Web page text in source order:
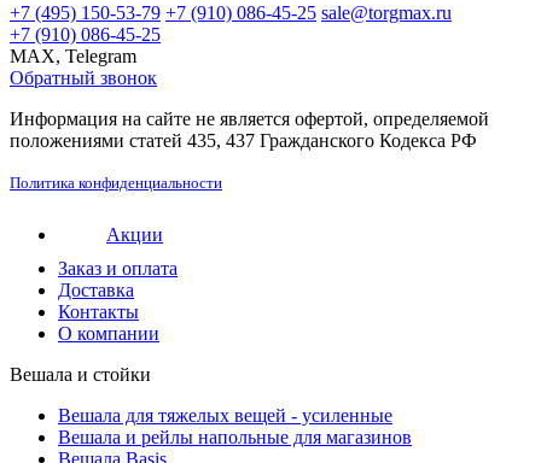
+7 (495) 150-53-79 +7 (910) 086-45-25 sale@torgmax.ru
+7 (910) 086-45-25
MAX, Telegram
Обратный звонок
Информация на сайте не является офертой, определяемой
положениями статей 435, 437 Гражданского Кодекса РФ
Политика конфиденциальности
Акции
Заказ и оплата
Доставка
Контакты
О компании
Вешала и стойки
Вешала для тяжелых вещей - усиленные
Вешала и рейлы напольные для магазинов
Вешала Basis